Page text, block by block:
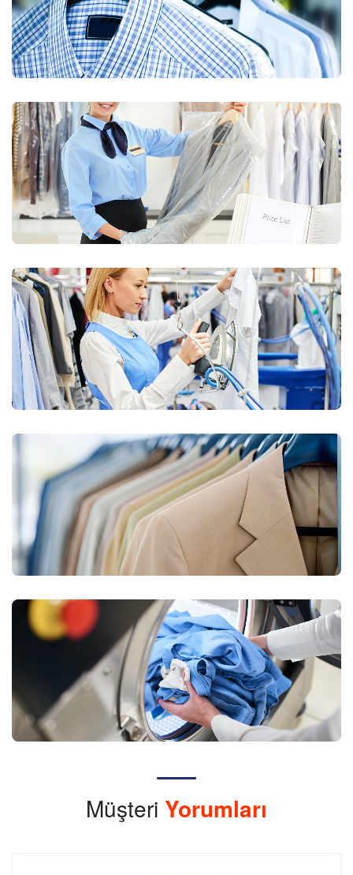
Müşteri Yorumları